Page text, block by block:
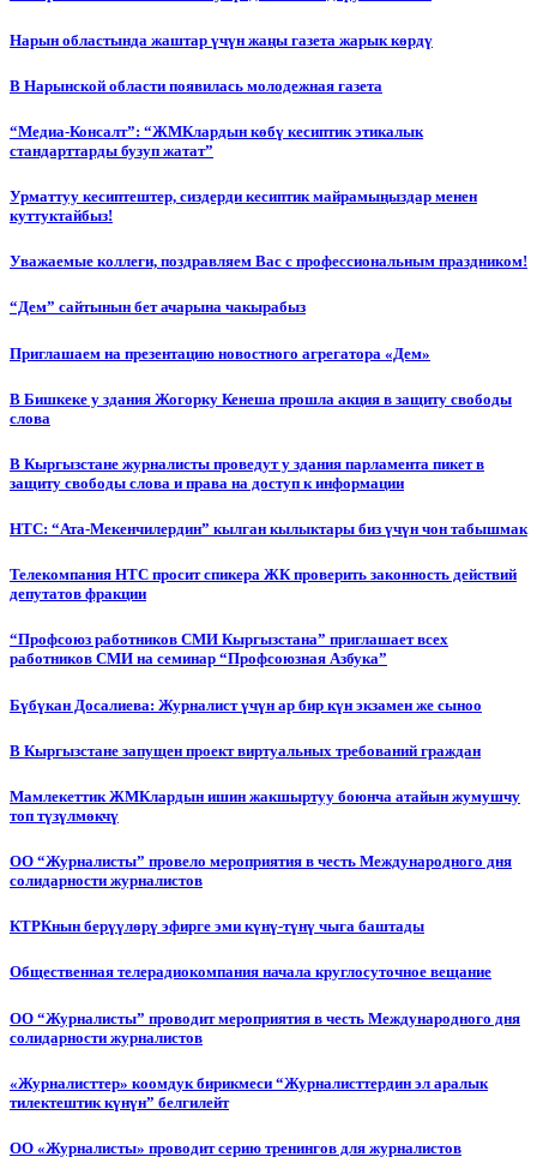
Нарын областында жаштар үчүн жаңы газета жарык көрдү
В Нарынской области появилась молодежная газета
“Медиа-Консалт”: “ЖМКлардын көбү кесиптик этикалык
стандарттарды бузуп жатат”
Урматтуу кесиптештер, сиздерди кесиптик майрамыңыздар менен
куттуктайбыз!
Уважаемые коллеги, поздравляем Вас с профессиональным праздником!
“Дем” сайтынын бет ачарына чакырабыз
Приглашаем на презентацию новостного агрегатора «Дем»
В Бишкеке у здания Жогорку Кенеша прошла акция в защиту свободы
слова
В Кыргызстане журналисты проведут у здания парламента пикет в
защиту свободы слова и права на доступ к информации
НТС: “Ата-Мекенчилердин” кылган кылыктары биз үчүн чон табышмак
Телекомпания НТС просит спикера ЖК проверить законность действий
депутатов фракции
“Профсоюз работников СМИ Кыргызстана” приглашает всех
работников СМИ на семинар “Профсоюзная Азбука”
Бүбүкан Досалиева: Журналист үчүн ар бир күн экзамен же сыноо
В Кыргызстане запущен проект виртуальных требований граждан
Мамлекеттик ЖМКлардын ишин жакшыртуу боюнча атайын жумушчу
топ түзүлмөкчү
ОО “Журналисты” провело мероприятия в честь Международного дня
солидарности журналистов
КТРКнын берүүлөрү эфирге эми күнү-түнү чыга баштады
Общественная телерадиокомпания начала круглосуточное вещание
ОО “Журналисты” проводит мероприятия в честь Международного дня
солидарности журналистов
«Журналисттер» коомдук бирикмеси “Журналисттердин эл аралык
тилектештик күнүн” белгилейт
ОО «Журналисты» проводит серию тренингов для журналистов